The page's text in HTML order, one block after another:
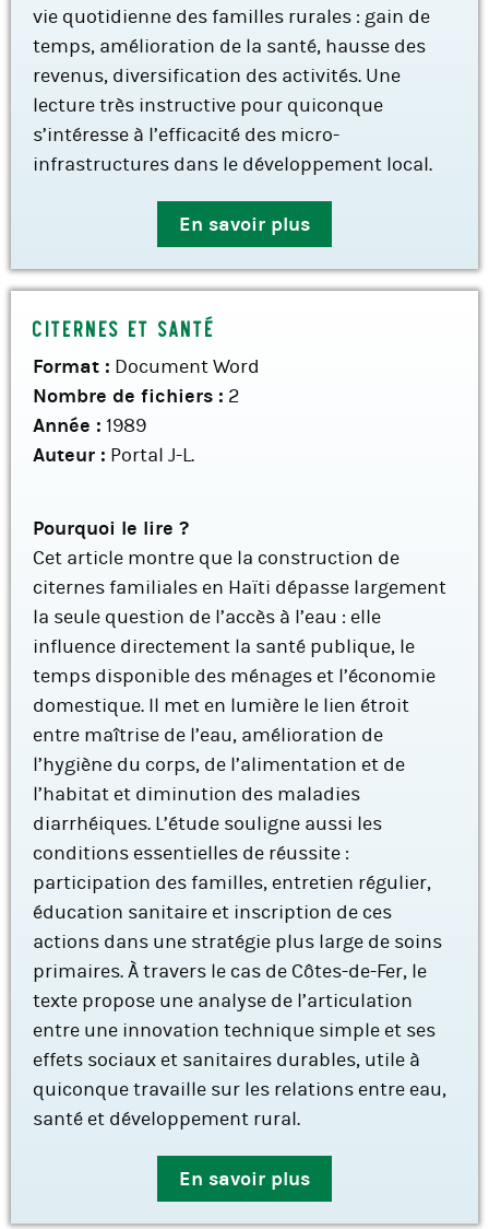
vie quotidienne des familles rurales : gain de
temps, amélioration de la santé, hausse des
revenus, diversification des activités. Une
lecture très instructive pour quiconque
s’intéresse à l’efficacité des micro-
infrastructures dans le développement local.
En savoir plus
Citernes et santé
Format : Document Word
Nombre de fichiers : 2
Année : 1989
Auteur : Portal J-L.
Pourquoi le lire ?
Cet article montre que la construction de
citernes familiales en Haïti dépasse largement
la seule question de l’accès à l’eau : elle
influence directement la santé publique, le
temps disponible des ménages et l’économie
domestique. Il met en lumière le lien étroit
entre maîtrise de l’eau, amélioration de
l’hygiène du corps, de l’alimentation et de
l’habitat et diminution des maladies
diarrhéiques. L’étude souligne aussi les
conditions essentielles de réussite :
participation des familles, entretien régulier,
éducation sanitaire et inscription de ces
actions dans une stratégie plus large de soins
primaires. À travers le cas de Côtes-de-Fer, le
texte propose une analyse de l’articulation
entre une innovation technique simple et ses
effets sociaux et sanitaires durables, utile à
quiconque travaille sur les relations entre eau,
santé et développement rural.
En savoir plus